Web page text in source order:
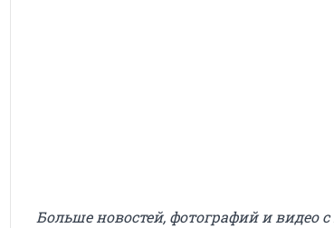
Больше новостей, фотографий и видео